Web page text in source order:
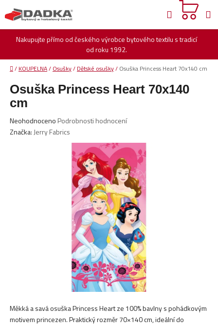
na
obsah
Nakupujte přímo od českého výrobce bytového textilu s tradicí
od roku 1992.
Hledat
Domů
/ KOUPELNA/ Osušky/ Dětské osušky/ Osuška Princess Heart 70x140 cm
Měkká a savá osuška Princess Heart ze 100% bavlny s pohádkovým
motivem princezen. Praktický rozměr 70×140 cm, ideální do
Osuška Princess Heart 70x140
cm
Průměrné
hodnocení
Neohodnoceno Podrobnosti hodnocení
Značka: Jerry Fabrics